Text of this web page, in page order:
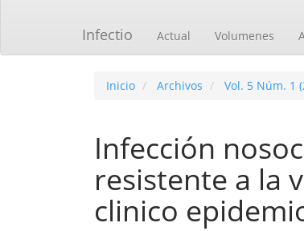
Infectio Actual Volumenes
Inicio Archivos Vol. 5 Núm. 1
Infección
resistente a la
clinico